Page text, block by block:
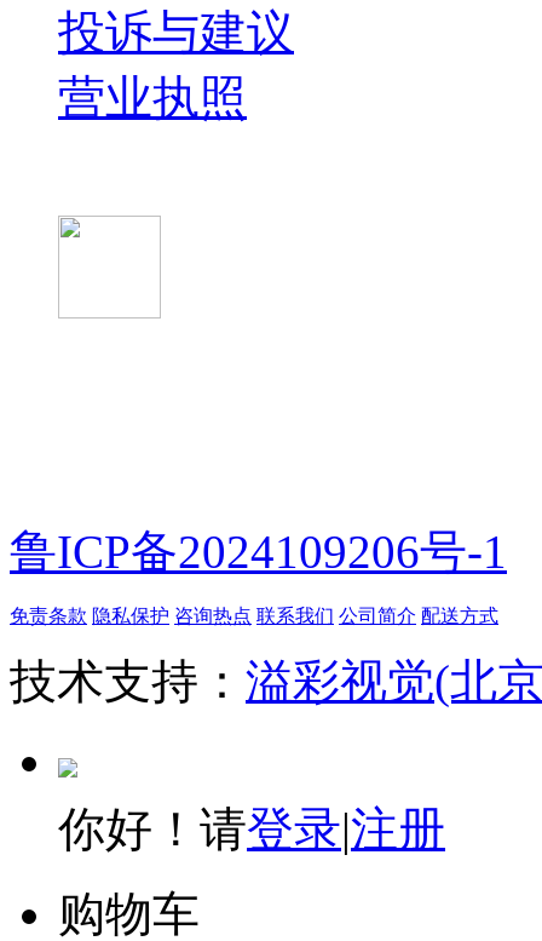
投诉与建议
营业执照
鲁ICP备2024109206号-1
免责条款 隐私保护 咨询热点 联系我们 公司简介 配送方式
技术支持： 溢彩视觉(北
你好！请登录|注册
购物车